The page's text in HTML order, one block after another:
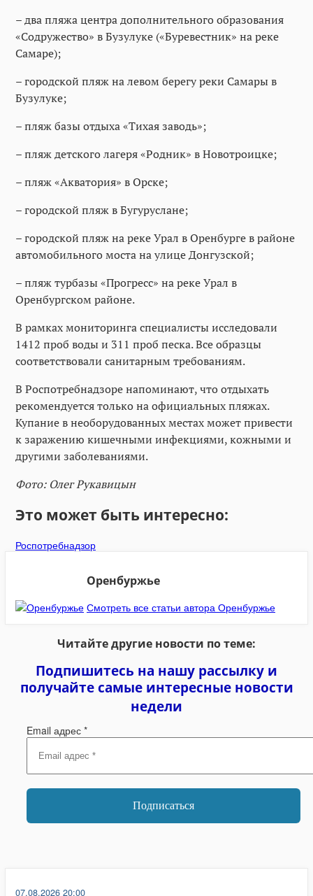
– два пляжа центра дополнительного образования
«Содружество» в Бузулуке («Буревестник» на реке
Самаре);
– городской пляж на левом берегу реки Самары в
Бузулуке;
– пляж базы отдыха «Тихая заводь»;
– пляж детского лагеря «Родник» в Новотроицке;
– пляж «Акватория» в Орске;
– городской пляж в Бугуруслане;
– городской пляж на реке Урал в Оренбурге в районе
автомобильного моста на улице Донгузской;
– пляж турбазы «Прогресс» на реке Урал в
Оренбургском районе.
В рамках мониторинга специалисты исследовали
1412 проб воды и 311 проб песка. Все образцы
соответствовали санитарным требованиям.
В Роспотребнадзоре напоминают, что отдыхать
рекомендуется только на официальных пляжах.
Купание в необорудованных местах может привести
к заражению кишечными инфекциями, кожными и
другими заболеваниями.
Фото: Олег Рукавицын
Это может быть интересно:
Роспотребнадзор
Оренбуржье
Смотреть все статьи автора Оренбуржье
Читайте другие новости по теме:
Подпишитесь на нашу рассылку и
получайте самые интересные новости
недели
Email адрес *
07.08.2026 20:00